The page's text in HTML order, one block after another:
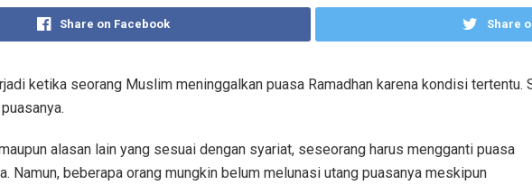
Share on Facebook Share
ketika seorang Muslim meninggalkan puasa Ramadhan karena kondisi tertentu.
alasan lain yang sesuai dengan syariat, seseorang harus mengganti puasa
Namun, beberapa orang mungkin belum melunasi utang puasanya meskipun